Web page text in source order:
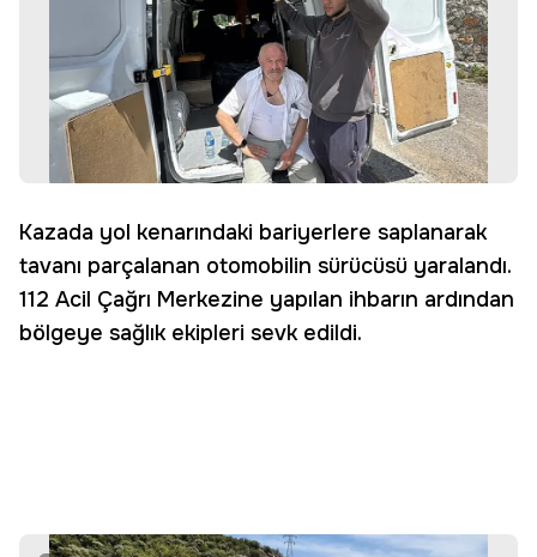
Kazada yol kenarındaki bariyerlere saplanarak
tavanı parçalanan otomobilin sürücüsü yaralandı.
112 Acil Çağrı Merkezine yapılan ihbarın ardından
bölgeye sağlık ekipleri sevk edildi.